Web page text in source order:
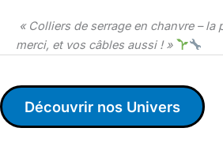
« Colliers de serrage en chanvre – la
merci, et vos câbles aussi ! »
Découvrir nos Univers